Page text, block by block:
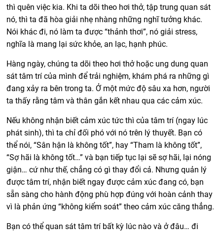
thì quên việc kia. Khi ta dõi theo hơi thở, tập trung quan sát
nó, thì ta đã hòa giải nhẹ nhàng những nghĩ tưởng khác.
Nói khác đi, nó làm ta được “thảnh thơi”, nó giải stress,
nghĩa là mang lại sức khỏe, an lạc, hạnh phúc.
Hàng ngày, chúng ta dõi theo hơi thở hoặc ung dung quan
sát tâm trí của mình để trải nghiệm, khám phá ra những gì
đang xảy ra bên trong ta. Ở một mức độ sâu xa hơn, người
ta thấy rằng tâm và thân gắn kết nhau qua các cảm xúc.
Nếu không nhận biết cảm xúc tức thì của tâm trí (ngay lúc
phát sinh), thì ta chỉ đối phó với nó trên lý thuyết. Bạn có
thể nói, “Sân hận là không tốt”, hay “Tham là không tốt”,
“Sợ hãi là không tốt…” và bạn tiếp tục lại sẽ sợ hãi, lại nóng
giận… cứ như thế, chẳng có gì thay đổi cả. Nhưng quản lý
được tâm trí, nhận biết ngay được cảm xúc đang có, bạn
sẵn sàng cho hành động phù hợp đúng với hoàn cảnh thay
vì là phản ứng “không kiểm soát” theo cảm xúc căng thẳng.
Bạn có thể quan sát tâm trí bất kỳ lúc nào và ở đâu… đi